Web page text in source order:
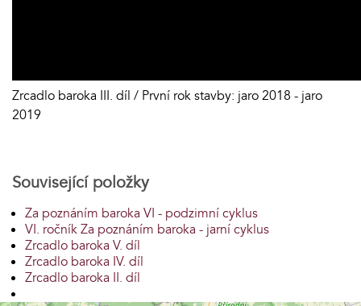
Zrcadlo baroka III. díl / První rok stavby: jaro 2018 - jaro
2019
Související položky
Za poznáním baroka VI - podzimní cyklus
VI. ročník Za poznáním baroka - jarní cyklus
Zrcadlo baroka V. díl
Zrcadlo baroka IV. díl
Zrcadlo baroka II. díl